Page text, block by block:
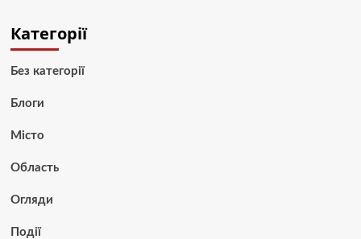
Категорії
Без категорії
Блоги
Місто
Область
Огляди
Події